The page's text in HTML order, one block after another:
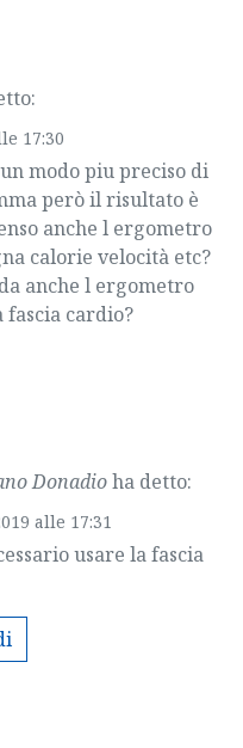
17:30
modo piu preciso di
però il risultato è
anche l ergometro
calorie velocità etc?
anche l ergometro
fascia cardio?
Donadioha detto:
alle 17:31
usare la fascia